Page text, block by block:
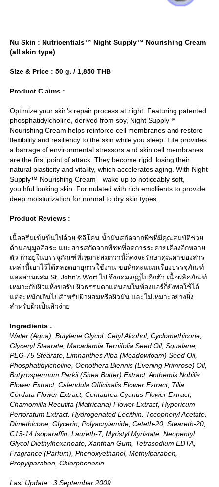
Nu Skin : Nutricentials™ Night Supply™ Nourishing Cream
(all skin type)
Size & Price : 50 g. / 1,850 THB
Product Claims :
Optimize your skin's repair process at night. Featuring patented
phosphatidylcholine, derived from soy, Night Supply™
Nourishing Cream helps reinforce cell membranes and restore
flexibility and resiliency to the skin while you sleep. Life provides
a barrage of environmental stressors and skin cell membranes
are the first point of attack. They become rigid, losing their
natural plasticity and vitality, which accelerates aging. With Night
Supply™ Nourishing Cream—wake up to noticeably soft,
youthful looking skin. Formulated with rich emollients to provide
deep moisturization for normal to dry skin types.
Product Reviews :
เนื้อครีมเข้มข้นไปด้วย ซิลิโคน น้ำมันสกัดจากพืชที่มีคุณสมบัติช่ว
ต้านอนุมูลอิสระ แบะสารสกัดจากพืชทที่ลดการระคายเคืองอีกหลา
ตัว ถ้าอยู่ในบรรจุภัณฑ์ที่เหมาะสมกว่านี้ก็คงจะรักษาคุณค่าของสาร
เหล่านี้เอาไว้ได้ตลอดอายุการใช้งาน ขอหักคะแนนเรื่องบรรจุภัณฑ์
ละส่วนผสม St. John’s Wort ไป จึงอดมงกุฎไปอีกตัว เนื้อผลิคภัณฑ์
เหมาะกับผิวแห้งขอรับ ผิวธรรมดาแต่นอนในห้องแอร์ก็ยังพอใช้ได้
ต่จะหนักเกินไปสำหรับผิวผสมหรือผิวมัน และไม่เหมาะอย่างยิ่ง
สำหรับผิวเป็นสิวง่า
Ingredients :
Water (Aqua), Butylene Glycol, Cetyl Alcohol, Cyclomethicone,
Glyceryl Stearate, Macadamia Ternifolia Seed Oil, Squalane,
PEG-75 Stearate, Limnanthes Alba (Meadowfoam) Seed Oil,
Phosphatidylcholine, Oenothera Biennis (Evening Primrose) Oil,
Butyrospermum Parkii (Shea Butter) Extract, Anthemis Nobilis
Flower Extract, Calendula Officinalis Flower Extract, Tilia
Cordata Flower Extract, Centaurea Cyanus Flower Extract,
Chamomilla Recutita (Matricaria) Flower Extract, Hypericum
Perforatum Extract, Hydrogenated Lecithin, Tocopheryl Acetate,
Dimethicone, Glycerin, Polyacrylamide, Ceteth-20, Steareth-20,
C13-14 Isoparaffin, Laureth-7, Myristyl Myristate, Neopentyl
Glycol Diethylhexanoate, Xanthan Gum, Tetrasodium EDTA,
Fragrance (Parfum), Phenoxyethanol, Methylparaben,
Propylparaben, Chlorphenesin.
Last Update : 3 September 2009